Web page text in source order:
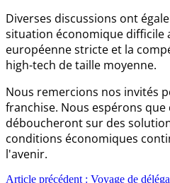
Diverses discussions ont
situation économique difficile
européenne stricte et la
high-tech de taille moyenne.
Nous remercions nos invités
franchise. Nous espérons
déboucheront sur des
conditions économiques
l'avenir.
Article précédent : Voyage de